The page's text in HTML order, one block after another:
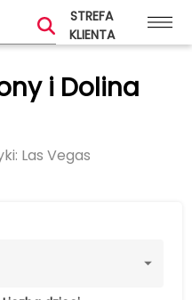
STREFA
KLIENTA
i Dolina
: Las Vegas